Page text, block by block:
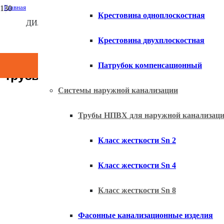
ДИЛЕР КОМПАНИИ ХЕМКОР
Крестовина одноплоскостная
Крестовина двухплоскостная
Патрубок компенсационный
Системы наружной канализации
Трубы НПВХ для наружной
Класс жесткости Sn 2
Класс жесткости Sn 4
Класс жесткости Sn 8
Фасонные канализационные изделия
Главная
/
Трубы НПВХ для наружной канализации
Трубы НПВХ для наружной канализации. Класс жесткости Sn 8
Трубы НПВХ для наружной